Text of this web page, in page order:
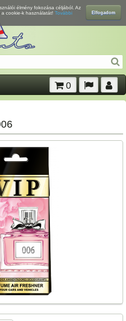
Elfogadom
élmény fokozása céljából. Az
cookie-k használatát! További
0